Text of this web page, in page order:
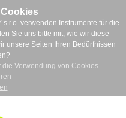
verwenden Instrumente für die
Sie uns bitte mit, wie wir diese
unsere Seiten Ihren Bedürfnissen
Verwendung von Cookies.